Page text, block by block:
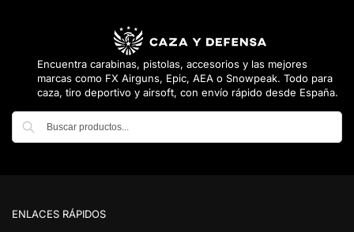
Encuentra carabinas, pistolas, accesorios y las mejores
marcas como FX Airguns, Epic, AEA o Snowpeak. Todo para
caza, tiro deportivo y airsoft, con envío rápido desde España.
ENLACES RÁPIDOS